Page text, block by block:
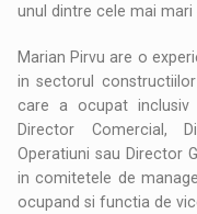
unul dintre cele mai
Marian Pirvu are o
in sectorul
care a ocupat inclusiv
Director Comercial,
Operatiuni sau Director
in comitetele de
ocupand si functia de